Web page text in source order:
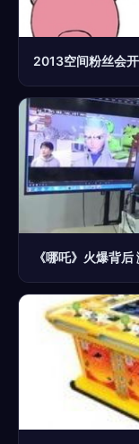
《哪吒》火爆背